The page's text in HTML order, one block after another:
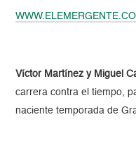
Víctor Martínez y Miguel
carrera contra el tiempo,
naciente temporada de